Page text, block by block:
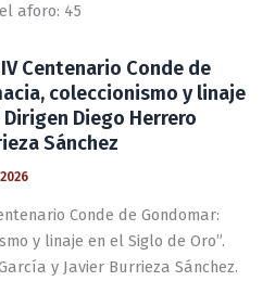
aforo: 45
Centenario Conde de
coleccionismo y linaje
Diego Herrero
Sánchez
Conde de Gondomar:
y linaje en el Siglo de Oro”.
y Javier Burrieza Sánchez.